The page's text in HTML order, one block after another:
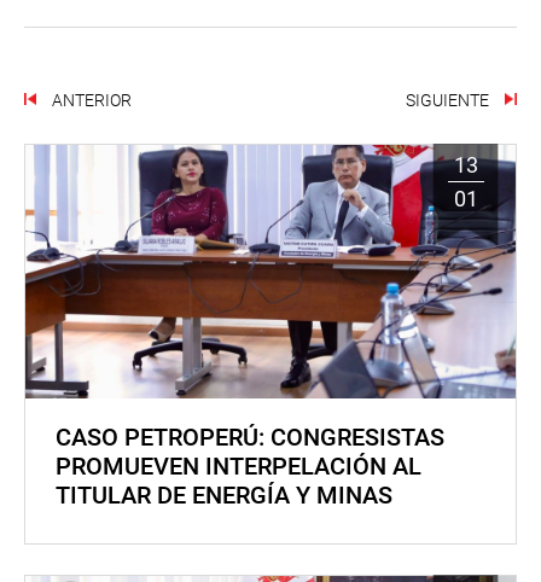
ANTERIOR SIGUIENTE
13
01
CASO PETROPERÚ: CONGRESISTAS
PROMUEVEN INTERPELACIÓN AL
TITULAR DE ENERGÍA Y MINAS